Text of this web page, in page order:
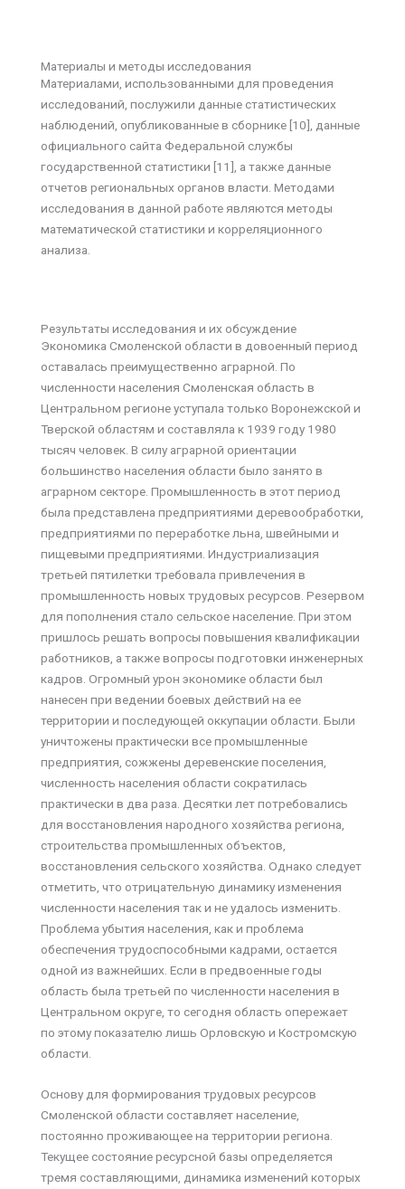
Материалы и методы исследования
Материалами, использованными для проведения
исследований, послужили данные статистических
наблюдений, опубликованные в сборнике [10], данные
официального сайта Федеральной службы
государственной статистики [11], а также данные
отчетов региональных органов власти. Методами
исследования в данной работе являются методы
математической статистики и корреляционного
анализа.
Результаты исследования и их обсуждение
Экономика Смоленской области в довоенный период
оставалась преимущественно аграрной. По
численности населения Смоленская область в
Центральном регионе уступала только Воронежской и
Тверской областям и составляла к 1939 году 1980
тысяч человек. В силу аграрной ориентации
большинство населения области было занято в
аграрном секторе. Промышленность в этот период
была представлена предприятиями деревообработки,
предприятиями по переработке льна, швейными и
пищевыми предприятиями. Индустриализация
третьей пятилетки требовала привлечения в
промышленность новых трудовых ресурсов. Резервом
для пополнения стало сельское население. При этом
пришлось решать вопросы повышения квалификации
работников, а также вопросы подготовки инженерных
кадров. Огромный урон экономике области был
нанесен при ведении боевых действий на ее
территории и последующей оккупации области. Были
уничтожены практически все промышленные
предприятия, сожжены деревенские поселения,
численность населения области сократилась
практически в два раза. Десятки лет потребовались
для восстановления народного хозяйства региона,
строительства промышленных объектов,
восстановления сельского хозяйства. Однако следует
отметить, что отрицательную динамику изменения
численности населения так и не удалось изменить.
Проблема убытия населения, как и проблема
обеспечения трудоспособными кадрами, остается
одной из важнейших. Если в предвоенные годы
область была третьей по численности населения в
Центральном округе, то сегодня область опережает
по этому показателю лишь Орловскую и Костромскую
области.
Основу для формирования трудовых ресурсов
Смоленской области составляет население,
постоянно проживающее на территории региона.
Текущее состояние ресурсной базы определяется
тремя составляющими, динамика изменений которых